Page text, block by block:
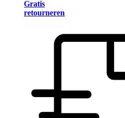
Gratis
retourneren